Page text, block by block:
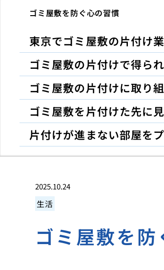
ゴミ屋敷を防ぐ心の習慣
東京でゴミ屋敷の片付け
ゴミ屋敷の片付けで得ら
ゴミ屋敷の片付けに取り
ゴミ屋敷を片付けた先に
片付けが進まない部屋を
2025.10.24
生活
ゴミ屋敷を